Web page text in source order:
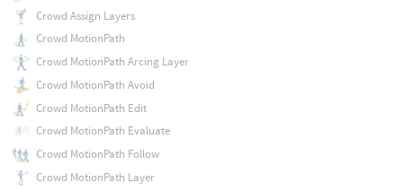
Crowd Assign Layers
Crowd MotionPath
Crowd MotionPath Arcing Layer
Crowd MotionPath Avoid
Crowd MotionPath Edit
Crowd MotionPath Evaluate
Crowd MotionPath Follow
Crowd MotionPath Layer